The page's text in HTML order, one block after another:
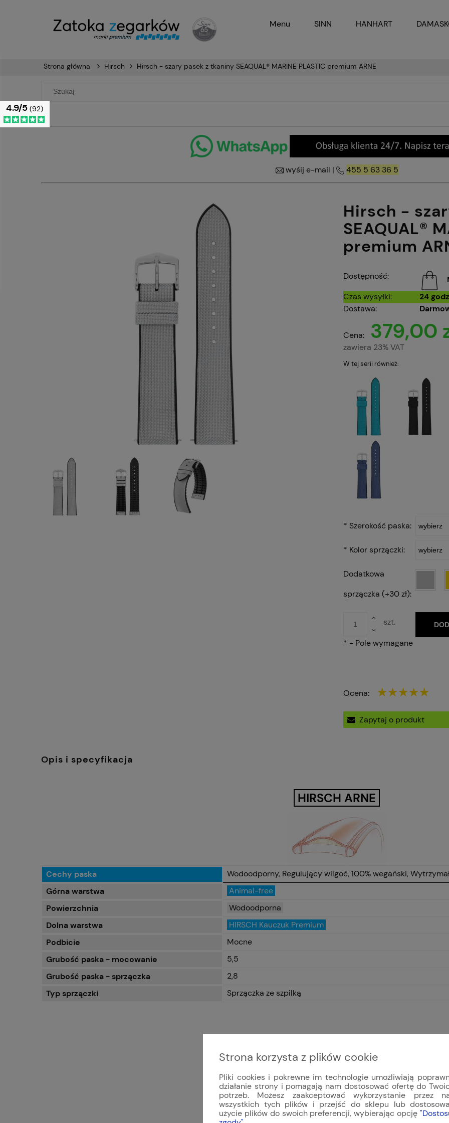
Menu SINN HANHART
Strona główna Hirsch Hirsch - szary pasek z tkaniny SEAQUAL® MARINE PLASTIC premium ARNE
wyśij e-mail | 455 5 63 36 5
Hirsch -
SEAQUAL®
premium
Dostępność:
Czas wysyłki:
24
Dostawa:
Cena: 379,00
zawiera 23% VAT
W tej serii również:
* Szerokość paska:
* Kolor sprzączki:
Dodatkowa
sprzączka (+30 zł):
szt.
* - Pole wymagane
Ocena:
Zapytaj o produkt
Opis i specyfikacja
HIRSCH ARNE
Cechy paska
Wodoodporny, Regulujący wilgoć, 100% wegański,
Górna warstwa
Animal-free
Powierzchnia
Wodoodporna
Dolna warstwa
HIRSCH Kauczuk Premium
Podbicie
Mocne
Grubość paska - mocowanie
5,5
Grubość paska - sprzączka
2,8
Typ sprzączki
Sprzączka ze szpilką
Strona korzysta z plików cookie
Pliki cookies i pokrewne im technologie umożliwiają
działanie strony i pomagają nam dostosować ofertę do
potrzeb. Możesz zaakceptować wykorzystanie przez
wszystkich tych plików i przejść do sklepu lub
użycie plików do swoich preferencji, wybierając opcję
4.9/5 (92)